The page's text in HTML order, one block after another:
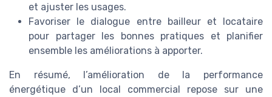
et ajuster les usages.
Favoriser le dialogue entre bailleur et locataire
pour partager les bonnes pratiques et planifier
ensemble les améliorations à apporter.
En résumé, l’amélioration de la performance
énergétique d’un local commercial repose sur une